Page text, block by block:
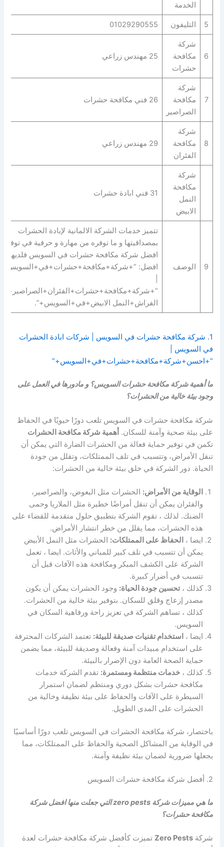
الخدمة
5 التليفون 01029290555
6
شركة
مكافحة
حشرات
25 مهندس زراعي
7
شركة
مكافحة
الصراصير
26 فني مكافحة حشرات
8
شركة
مكافحة
الفئران
29 مهندس زراعي
شركة
مكافحة
النمل
الابيض
31 فني ابادة حشرات
9 الوصف
تتميز خدمات الشركة الالمانية لإبادة الحشرات
بمصداقيتها و ما توفره من مهارة و حرفية في توفير
افضل شركة مكافحة حشرات في السويس فلديها
افضل:
الفراش+النمل الابيض+في+السويس+”.
1. شركة مكافحة حشرات في السويس | شركات ابادة الحشرات
في السويس |
“+احسن+شركة+مكافحة+حشرات+في+السويس+”
ما أهمية شركة مكافحة حشرات السويس؟ و مادورها في العمل على
وجود بيئة خالية من الحشرات؟
شركة مكافحة حشرات في السويس تلعب دورًا حيويًا في الحفاظ
على بيئة صحية وآمنة للسكان. أهمية شركة مكافحة الحشرات
تكمن في توفير حماية فعالة من الحشرات الضارة التي يمكن أن
تنقل الأمراض، وتتسبب في تلف الممتلكات، وتقلل من جودة
الحياة. دور الشركة في خلق بيئة خالية من الحشرات:
الوقاية من الأمراض: الحشرات مثل البعوض، والصراصير،
والفئران يمكن أن تنقل أمراضًا خطيرة مثل الملاريا وحمى
الضنك. لذلك ، تقوم الشركة بتطبيق حلول متقدمة للقضاء على
هذه الحشرات، مما يقلل من خطر انتشار الأمراض.
ايضا ، الحفاظ على الممتلكات: الحشرات مثل النمل الأبيض
يمكن أن تتسبب في تلف كبير للمباني والأثاث. ايضا ، تعمل
الشركة على الكشف المبكر ومكافحة هذه الآفات قبل أن
تتسبب في أضرار كبيرة.
كذلك ،تحسين جودة الحياة: وجود الحشرات يمكن أن يكون
مصدر إزعاج وقلق للسكان. بتوفير بيئة خالية من الحشرات.
كذلك ، تساهم الشركة في تعزيز راحة ورفاهية السكان في
السويس.
ايضا ، استخدام تقنيات صديقة للبيئة: تعتمد الشركات المحترفة
على استخدام مبيدات آمنة وفعالة وصديقة للبيئة، مما يضمن
حماية الصحة العامة دون الإضرار بالبيئة.
كذلك ،خدمات منتظمة ومستمرة: تقدم الشركة خدمات
مكافحة حشرات بشكل دوري ومنتظم لضمان استمرار
السيطرة على الآفات والحفاظ على بيئة نظيفة وخالية من
الحشرات على المدى الطويل.
باختصار، شركة مكافحة الحشرات في السويس تلعب دورًا أساسيًا
في الوقاية من المشاكل الصحية والحفاظ على الممتلكات، مما
يجعلها ضرورية لضمان بيئة نظيفة وآمنة.
2. أفضل شركة مكافحة حشرات السويس
ما هي مميزات شركة zero pests التي جعلت منها افضل شركة
مكافحة حشرات؟
شركةZero Pests تميزت كأفضل شركة مكافحة حشرات لعدة